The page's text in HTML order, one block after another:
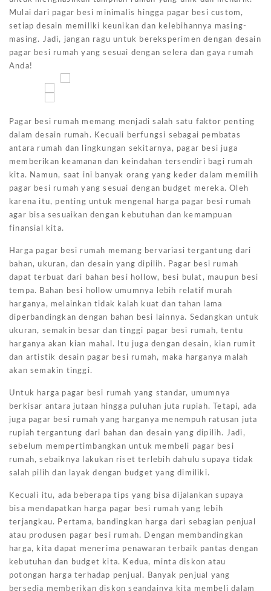
Mulai dari pagar besi minimalis hingga pagar besi custom,
setiap desain memiliki keunikan dan kelebihannya masing-
masing. Jadi, jangan ragu untuk bereksperimen dengan desain
pagar besi rumah yang sesuai dengan selera dan gaya rumah
Anda!
Pagar besi rumah memang menjadi salah satu faktor penting
dalam desain rumah. Kecuali berfungsi sebagai pembatas
antara rumah dan lingkungan sekitarnya, pagar besi juga
memberikan keamanan dan keindahan tersendiri bagi rumah
kita. Namun, saat ini banyak orang yang keder dalam memilih
pagar besi rumah yang sesuai dengan budget mereka. Oleh
karena itu, penting untuk mengenal harga pagar besi rumah
agar bisa sesuaikan dengan kebutuhan dan kemampuan
finansial kita.
Harga pagar besi rumah memang bervariasi tergantung dari
bahan, ukuran, dan desain yang dipilih. Pagar besi rumah
dapat terbuat dari bahan besi hollow, besi bulat, maupun besi
tempa. Bahan besi hollow umumnya lebih relatif murah
harganya, melainkan tidak kalah kuat dan tahan lama
diperbandingkan dengan bahan besi lainnya. Sedangkan untuk
ukuran, semakin besar dan tinggi pagar besi rumah, tentu
harganya akan kian mahal. Itu juga dengan desain, kian rumit
dan artistik desain pagar besi rumah, maka harganya malah
akan semakin tinggi.
Untuk harga pagar besi rumah yang standar, umumnya
berkisar antara jutaan hingga puluhan juta rupiah. Tetapi, ada
juga pagar besi rumah yang harganya menempuh ratusan juta
rupiah tergantung dari bahan dan desain yang dipilih. Jadi,
sebelum mempertimbangkan untuk membeli pagar besi
rumah, sebaiknya lakukan riset terlebih dahulu supaya tidak
salah pilih dan layak dengan budget yang dimiliki.
Kecuali itu, ada beberapa tips yang bisa dijalankan supaya
bisa mendapatkan harga pagar besi rumah yang lebih
terjangkau. Pertama, bandingkan harga dari sebagian penjual
atau produsen pagar besi rumah. Dengan membandingkan
harga, kita dapat menerima penawaran terbaik pantas dengan
kebutuhan dan budget kita. Kedua, minta diskon atau
potongan harga terhadap penjual. Banyak penjual yang
bersedia memberikan diskon seandainya kita membeli dalam